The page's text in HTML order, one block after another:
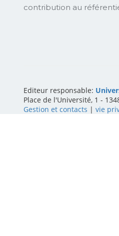
contribution au
Editeur responsable:
Place de l'Université, 1 -
Gestion et contacts | vie